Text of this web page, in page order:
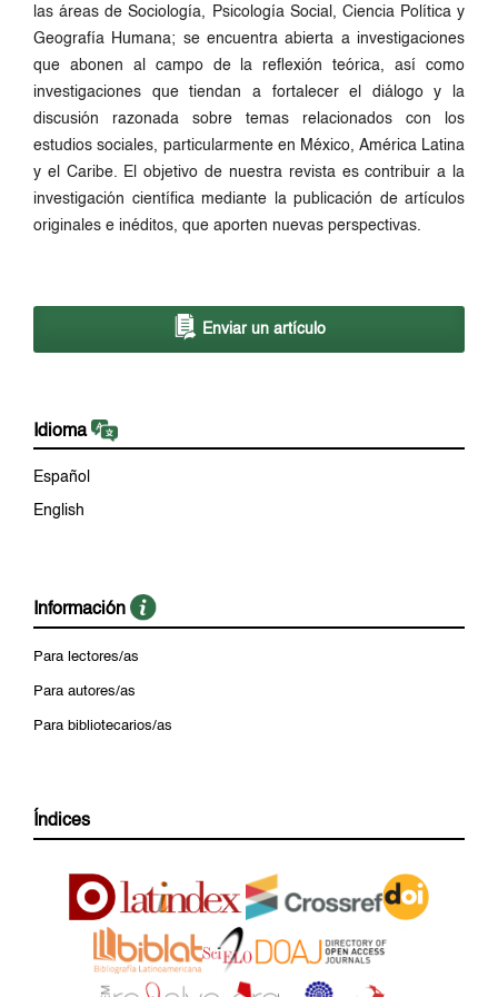
las áreas de Sociología, Psicología Social, Ciencia Política y
Geografía Humana; se encuentra abierta a investigaciones
que abonen al campo de la reflexión teórica, así como
investigaciones que tiendan a fortalecer el diálogo y la
discusión razonada sobre temas relacionados con los
estudios sociales, particularmente en México, América Latina
y el Caribe. El objetivo de nuestra revista es contribuir a la
investigación científica mediante la publicación de artículos
originales e inéditos, que aporten nuevas perspectivas.
Enviar un artículo
Idioma
Español
English
Información
Para lectores/as
Para autores/as
Para bibliotecarios/as
Índices